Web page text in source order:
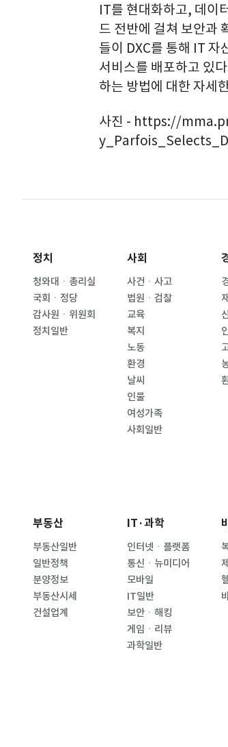
IT를 현대화하고, 데이
드 전반에 걸쳐 보안과
들이 DXC를 통해 IT 자
서비스를 배포하고 있
하는 방법에 대한 자세
사진 - https://
정치
청와대ㆍ총리실
국회ㆍ정당
감사원ㆍ위원회
정치일반
사회
사건ㆍ사고
법원ㆍ검찰
교육
복지
노동
환경
날씨
인물
여성가족
사회일반
부동산
부동산일반
일반정책
분양정보
부동산시세
건설업계
IT·과학
인터넷ㆍ플랫폼
통신ㆍ뉴미디어
모바일
IT일반
보안ㆍ해킹
게임ㆍ리뷰
과학일반